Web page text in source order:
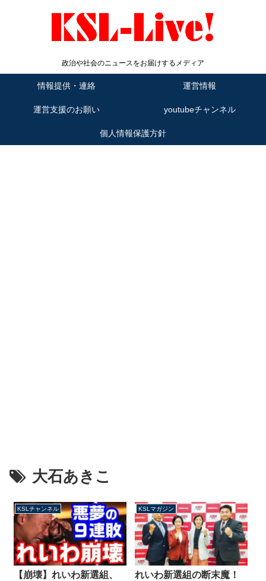
政治や社会のニュースをお届けするメディア
情報提供・連絡 運営情報
運営支援のお願い youtubeチャンネル
個人情報保護方針
大石あきこ
KSLチャンネル
【崩壊】れいわ新選組、
KSLマガジン
れいわ新選組の断末魔！